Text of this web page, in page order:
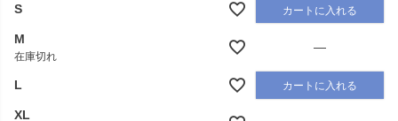
S カートに入れる
M
在庫切れ
—
L カートに入れる
XL